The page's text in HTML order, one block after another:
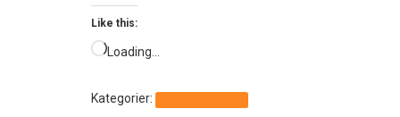
Like this:
Loading…
Kategorier: